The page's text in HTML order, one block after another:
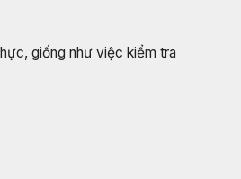
giống như việc kiểm tra